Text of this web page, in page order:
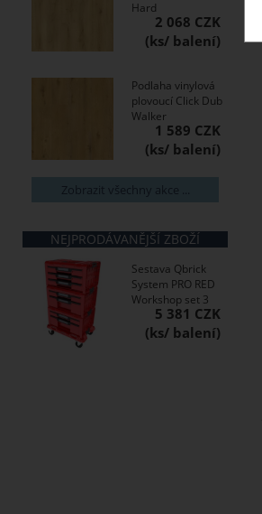
Hard
2 068 CZK
Podlaha vinylová
plovoucí Click Dub
Walker
1 589 CZK
Zobrazit všechny akce ...
NEJPRODÁVANĚJŠÍ ZBOŽÍ
Sestava Qbrick
System PRO RED
Workshop set 3
5 381 CZK